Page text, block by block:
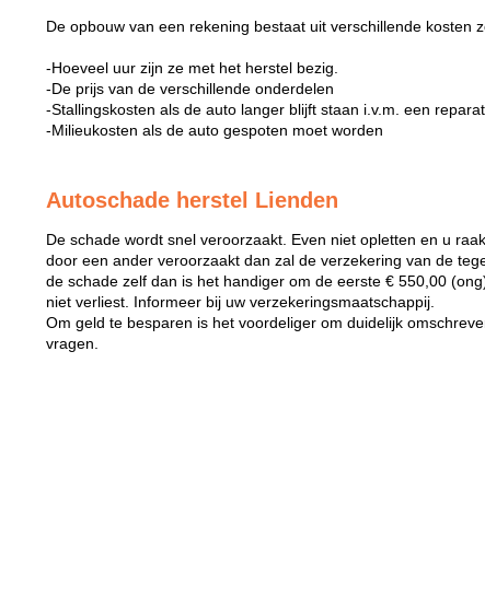
De opbouw van een rekening bestaat uit verschillende kosten
-Hoeveel uur zijn ze met het herstel bezig.
-De prijs van de verschillende onderdelen
-Stallingskosten als de auto langer blijft staan i.v.m. een
-Milieukosten als de auto gespoten moet worden
Autoschade herstel Lienden
De schade wordt snel veroorzaakt. Even niet opletten en u
door een ander veroorzaakt dan zal de verzekering van de
de schade zelf dan is het handiger om de eerste € 550,00
niet verliest. Informeer bij uw verzekeringsmaatschappij.
Om geld te besparen is het voordeliger om duidelijk
vragen.